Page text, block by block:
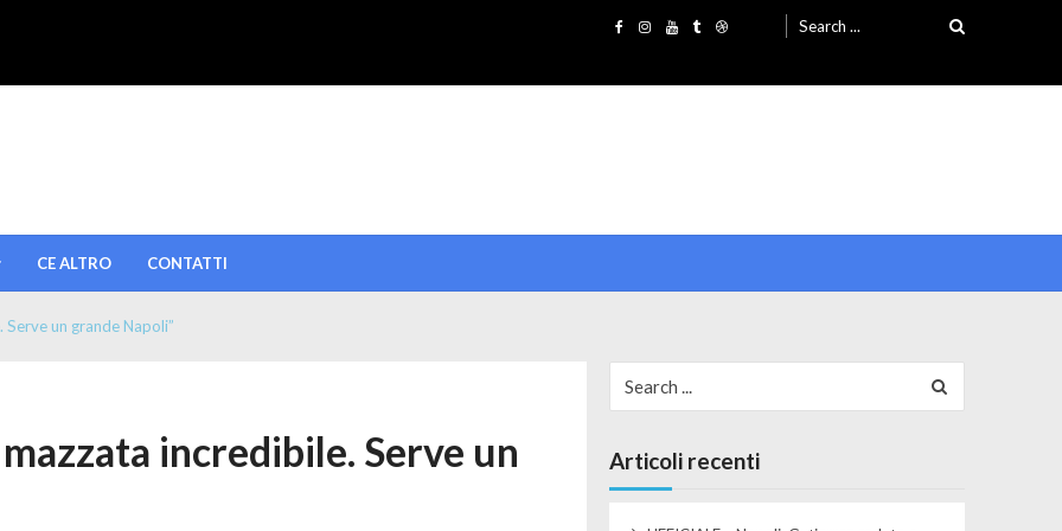
Search for:
CE ALTRO CONTATTI
Serve un grande Napoli”
mazzata incredibile. Serve un
Articoli recenti